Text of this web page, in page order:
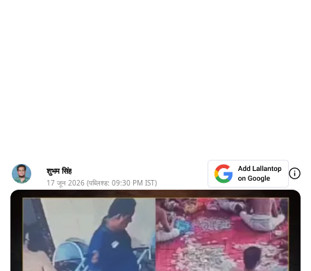
शुभम सिंह
17 जून 2026 (पब्लिश्ड: 09:30 PM IST)